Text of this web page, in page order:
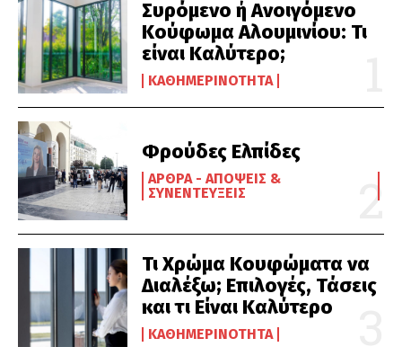
Συρόμενο ή Ανοιγόμενο
Κούφωμα Αλουμινίου: Τι
είναι Καλύτερο;
ΚΑΘΗΜΕΡΙΝΌΤΗΤΑ
Φρούδες Ελπίδες
ΆΡΘΡΑ - ΑΠΌΨΕΙΣ &
ΣΥΝΕΝΤΕΎΞΕΙΣ
Τι Χρώμα Κουφώματα να
Διαλέξω; Επιλογές, Τάσεις
και τι Είναι Καλύτερο
ΚΑΘΗΜΕΡΙΝΌΤΗΤΑ